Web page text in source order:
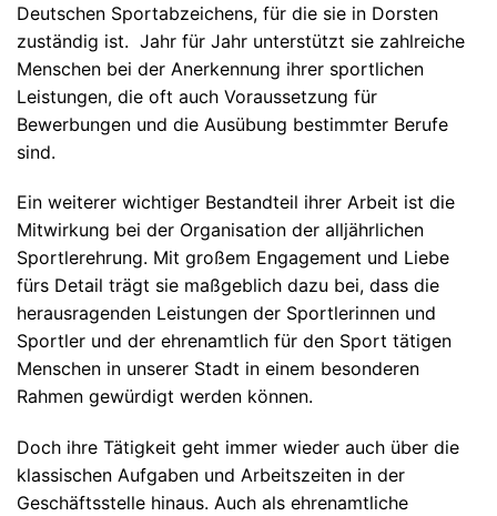
Deutschen Sportabzeichens, für die sie in Dorsten
zuständig ist. Jahr für Jahr unterstützt sie zahlreiche
Menschen bei der Anerkennung ihrer sportlichen
Leistungen, die oft auch Voraussetzung für
Bewerbungen und die Ausübung bestimmter Berufe
sind.
Ein weiterer wichtiger Bestandteil ihrer Arbeit ist die
Mitwirkung bei der Organisation der alljährlichen
Sportlerehrung. Mit großem Engagement und Liebe
fürs Detail trägt sie maßgeblich dazu bei, dass die
herausragenden Leistungen der Sportlerinnen und
Sportler und der ehrenamtlich für den Sport tätigen
Menschen in unserer Stadt in einem besonderen
Rahmen gewürdigt werden können.
Doch ihre Tätigkeit geht immer wieder auch über die
klassischen Aufgaben und Arbeitszeiten in der
Geschäftsstelle hinaus. Auch als ehrenamtliche